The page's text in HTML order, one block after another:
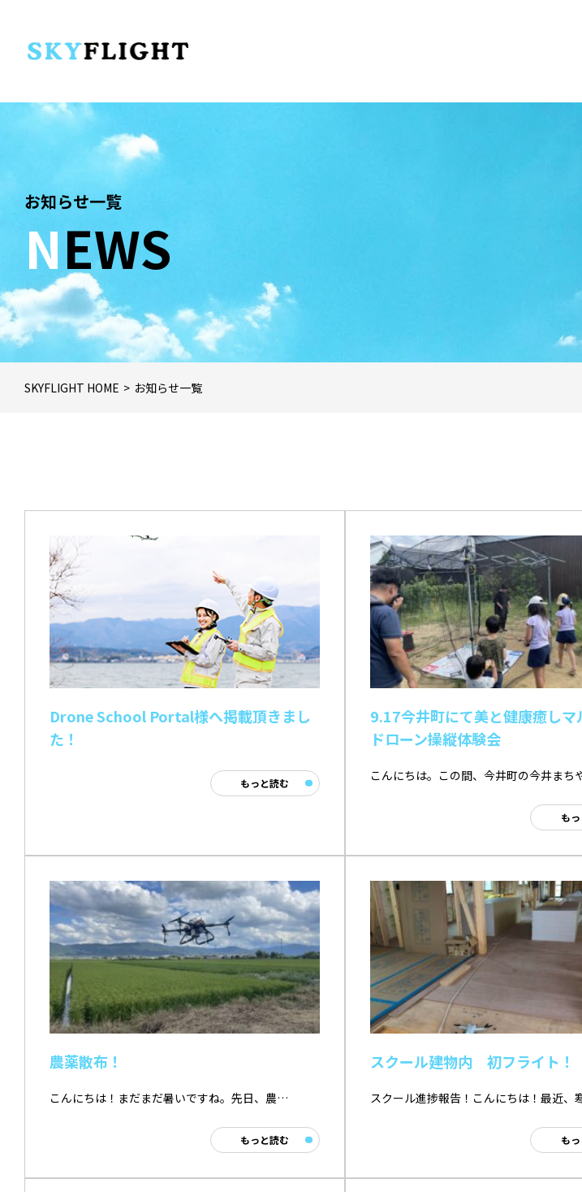
お知らせ一覧
NEWS
SKYFLIGHT HOME お知らせ一覧
Drone School Portal様へ掲載頂きまし
た！
もっと読む
9.17今井町にて美と健康癒し
ドローン操縦体験会
こんにちは。この間、今井町の今井まち
も
農薬散布！
こんにちは！まだまだ暑いですね。先日、農…
もっと読む
スクール建物内 初フライト！
スクール進捗報告！こんにちは！最近、
も